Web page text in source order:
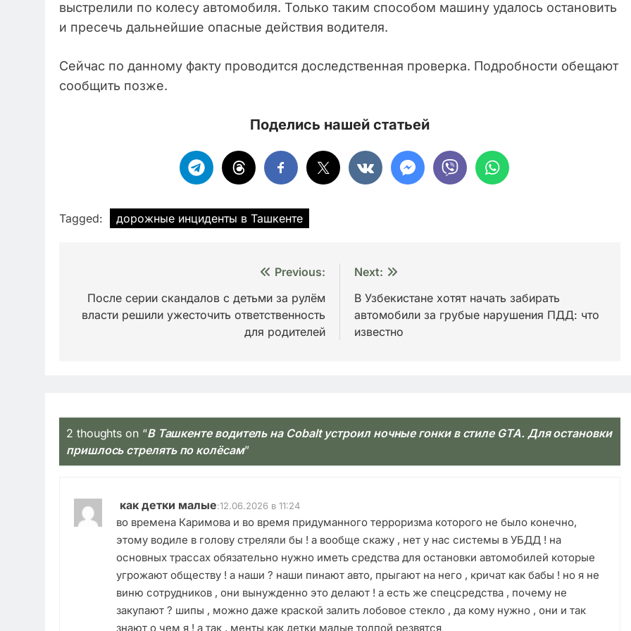
выстрелили по колесу автомобиля. Только таким способом машину удалось остановить
и пресечь дальнейшие опасные действия водителя.
Сейчас по данному факту проводится доследственная проверка. Подробности обещают
сообщить позже.
Поделись нашей статьей
Tagged: дорожные инциденты в Ташкенте
по
записям
Previous:
После серии скандалов с детьми за рулём
власти решили ужесточить ответственность
для родителей
Next:
В Узбекистане хотят начать забирать
автомобили за грубые нарушения ПДД: что
известно
2 thoughts on “В Ташкенте водитель на Cobalt устроил ночные гонки в стиле GTA. Для остановки
пришлось стрелять по колёсам”
как детки малые:12.06.2026 в 11:24
во времена Каримова и во время придуманного терроризма которого не было конечно,
этому водиле в голову стреляли бы ! а вообще скажу , нет у нас системы в УБДД ! на
основных трассах обязательно нужно иметь средства для остановки автомобилей которые
угрожают обществу ! а наши ? наши пинают авто, прыгают на него , кричат как бабы ! но я не
виню сотрудников , они вынужденно это делают ! а есть же спецсредства , почему не
закупают ? шипы , можно даже краской залить лобовое стекло , да кому нужно , они и так
знают о чем я ! а так , менты как детки малые толпой резвятся